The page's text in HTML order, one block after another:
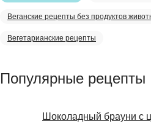
Веганские рецепты без продуктов
Вегетарианские рецепты
Популярные рецепты
Шоколадный брауни с